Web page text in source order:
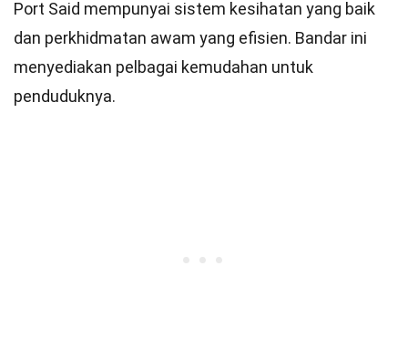
Port Said mempunyai sistem kesihatan yang baik
dan perkhidmatan awam yang efisien. Bandar ini
menyediakan pelbagai kemudahan untuk
penduduknya.